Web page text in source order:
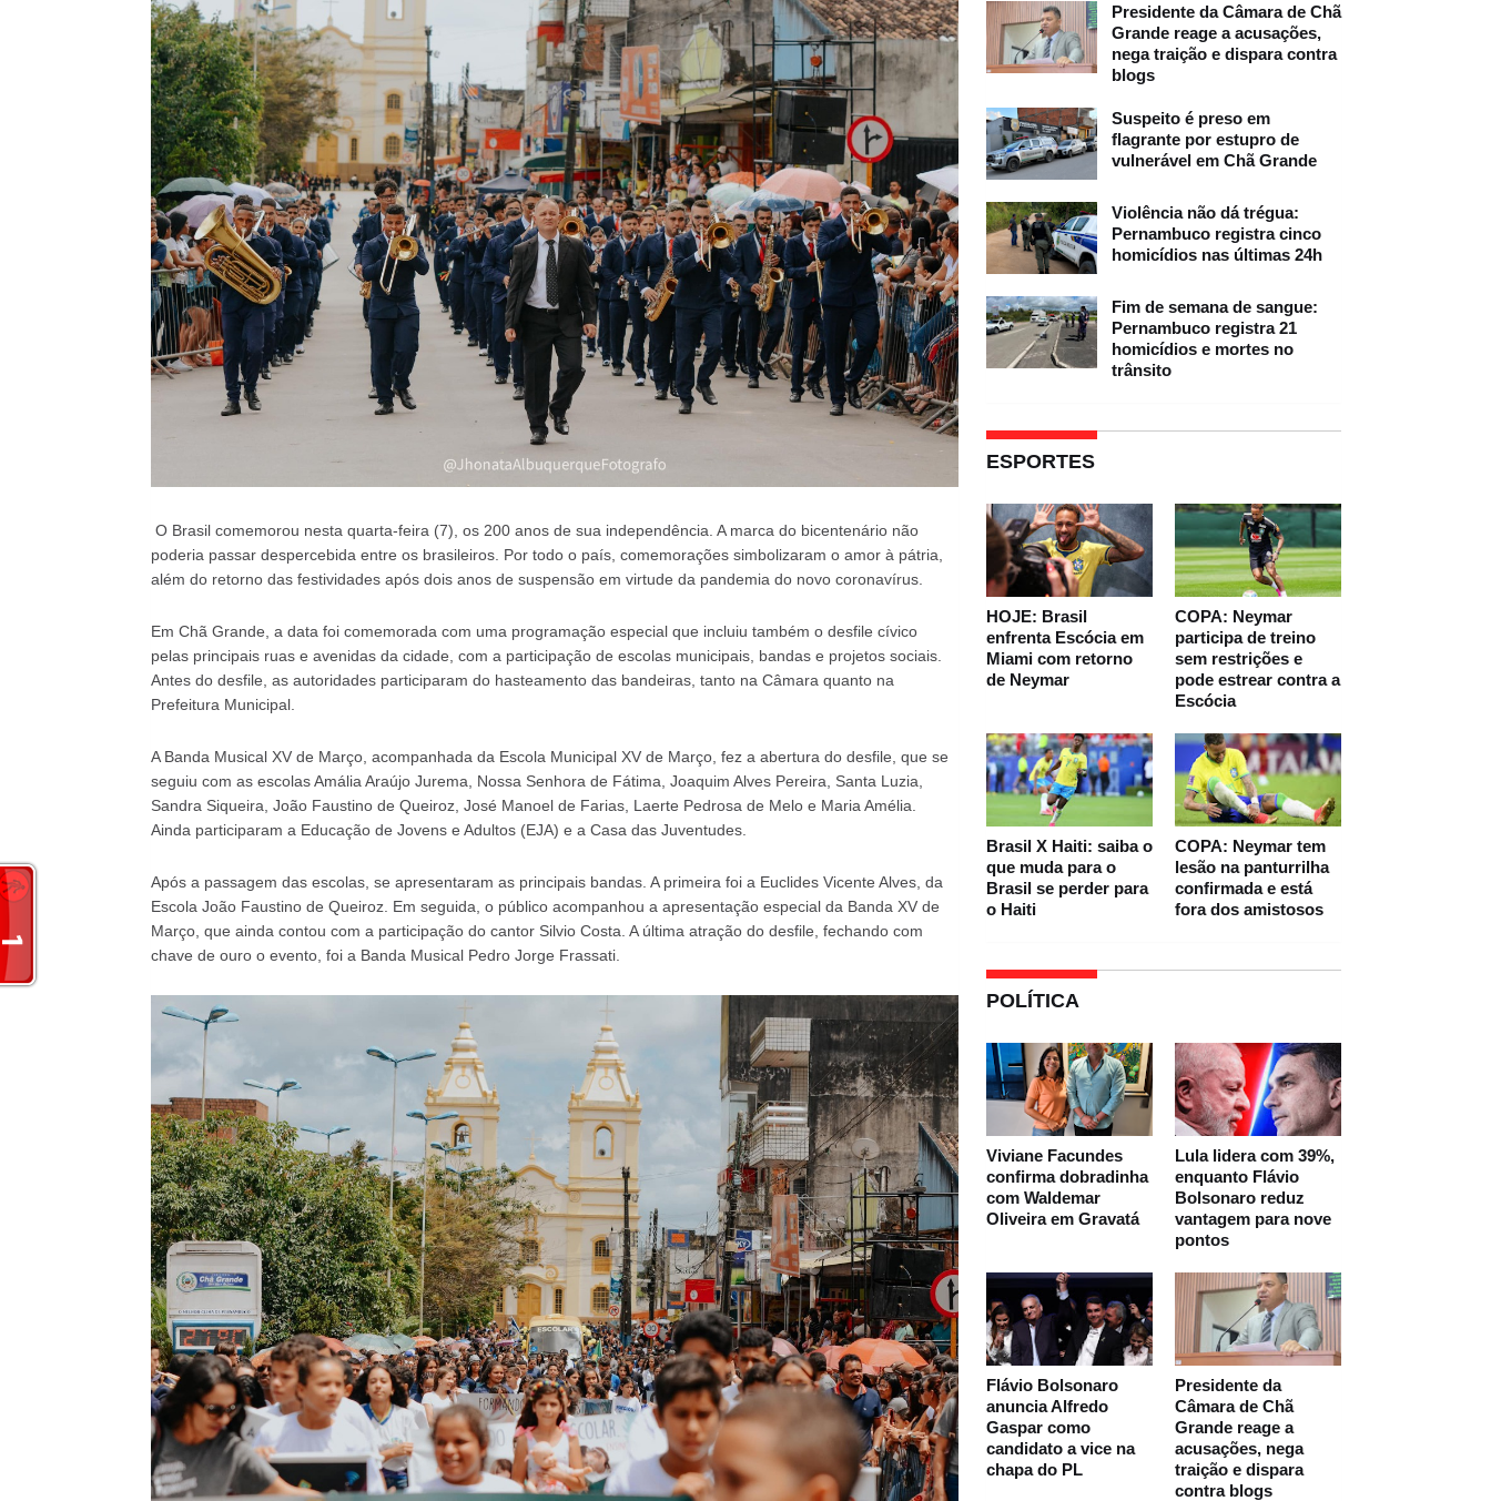
O Brasil comemorou nesta quarta-feira (7), os 200 anos de sua independência. A marca do bicentenário não
poderia passar despercebida entre os brasileiros. Por todo o país, comemorações simbolizaram o amor à pátria,
além do retorno das festividades após dois anos de suspensão em virtude da pandemia do novo coronavírus.
Em Chã Grande, a data foi comemorada com uma programação especial que incluiu também o desfile cívico
pelas principais ruas e avenidas da cidade, com a participação de escolas municipais, bandas e projetos sociais.
Antes do desfile, as autoridades participaram do hasteamento das bandeiras, tanto na Câmara quanto na
Prefeitura Municipal.
A Banda Musical XV de Março, acompanhada da Escola Municipal XV de Março, fez a abertura do desfile, que se
seguiu com as escolas Amália Araújo Jurema, Nossa Senhora de Fátima, Joaquim Alves Pereira, Santa Luzia,
Sandra Siqueira, João Faustino de Queiroz, José Manoel de Farias, Laerte Pedrosa de Melo e Maria Amélia.
Ainda participaram a Educação de Jovens e Adultos (EJA) e a Casa das Juventudes.
Após a passagem das escolas, se apresentaram as principais bandas. A primeira foi a Euclides Vicente Alves, da
Escola João Faustino de Queiroz. Em seguida, o público acompanhou a apresentação especial da Banda XV de
Março, que ainda contou com a participação do cantor Silvio Costa. A última atração do desfile, fechando com
chave de ouro o evento, foi a Banda Musical Pedro Jorge Frassati.
Presidente da Câmara de Chã
Grande reage a acusações,
nega traição e dispara contra
blogs
Suspeito é preso em
flagrante por estupro de
vulnerável em Chã Grande
Violência não dá trégua:
Pernambuco registra cinco
homicídios nas últimas 24h
Fim de semana de sangue:
Pernambuco registra 21
homicídios e mortes no
trânsito
ESPORTES
HOJE: Brasil
enfrenta Escócia em
Miami com retorno
de Neymar
COPA: Neymar
participa de treino
sem restrições e
pode estrear contra a
Escócia
Brasil X Haiti: saiba o
que muda para o
Brasil se perder para
o Haiti
COPA: Neymar tem
lesão na panturrilha
confirmada e está
fora dos amistosos
POLÍTICA
Viviane Facundes
confirma dobradinha
com Waldemar
Oliveira em Gravatá
Lula lidera com 39%,
enquanto Flávio
Bolsonaro reduz
vantagem para nove
pontos
Flávio Bolsonaro
anuncia Alfredo
Gaspar como
candidato a vice na
chapa do PL
Presidente da
Câmara de Chã
Grande reage a
acusações, nega
traição e dispara
contra blogs